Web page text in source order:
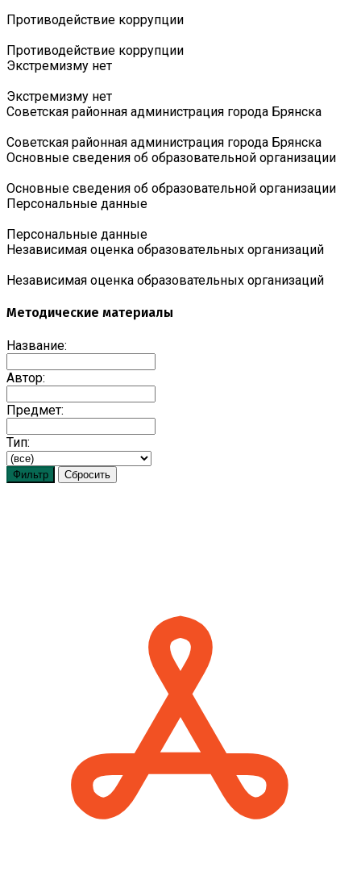
Противодействие коррупции
Противодействие коррупции
Экстремизму нет
Экстремизму нет
Советская районная администрация города Брянска
Советская районная администрация города Брянска
Основные сведения об образовательной организации
Основные сведения об образовательной организации
Персональные данные
Персональные данные
Независимая оценка образовательных организаций
Независимая оценка образовательных организаций
Методические материалы
Название:
Автор:
Предмет:
Тип: